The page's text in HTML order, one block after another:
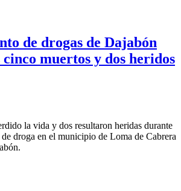
de drogas de Dajabón
cinco muertos y dos heridos
la vida y dos resultaron heridas durante
droga en el municipio de Loma de Cabrera